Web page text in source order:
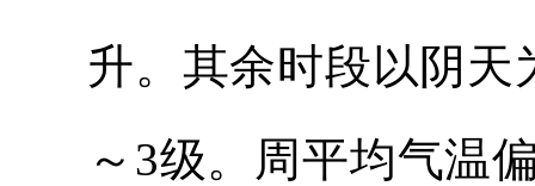
升。其余时段以阴
～3级。周平均气温